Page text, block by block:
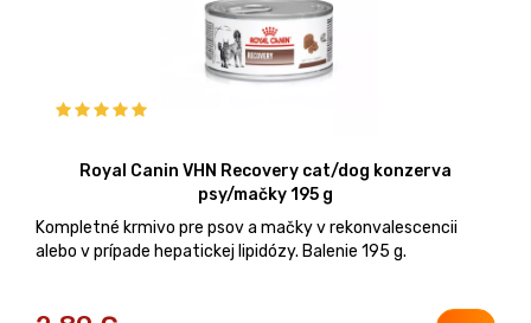
Royal Canin VHN Recovery cat/dog konzerva
psy/mačky 195 g
Kompletné krmivo pre psov a mačky v rekonvalescencii
alebo v prípade hepatickej lipidózy. Balenie 195 g.